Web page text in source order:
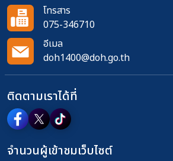
โทรสาร
075-346710
อีเมล
doh1400@doh.go.th
ติดตามเราได้ที่
จำนวนผู้เข้าชมเว็บไซต์